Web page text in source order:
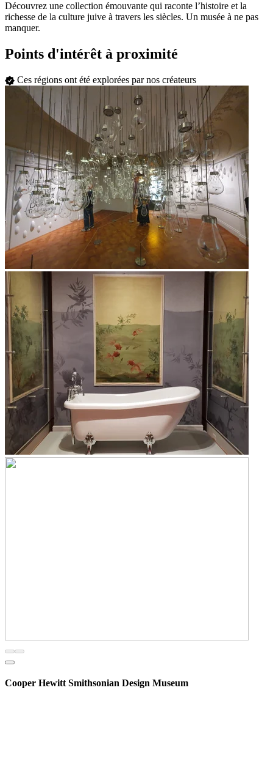
Découvrez une collection émouvante qui raconte l’histoire et la
richesse de la culture juive à travers les siècles. Un musée à ne pas
manquer.
Points d'intérêt à proximité
Ces régions ont été explorées par nos créateurs
Cooper Hewitt Smithsonian Design Museum